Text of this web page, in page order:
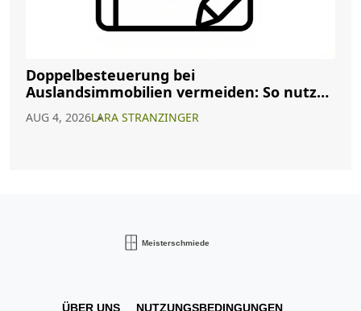
Doppelbesteuerung bei
Auslandsimmobilien vermeiden: So nutzen
AUG 4, 2026LARA STRANZINGER
ÜBER UNS NUTZUNGSBEDINGUNGEN